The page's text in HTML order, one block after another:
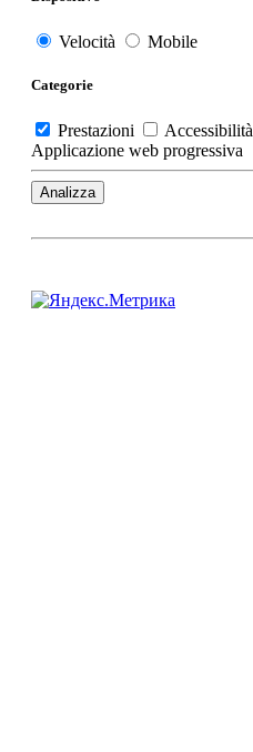
Velocità Mobile
Categorie
Prestazioni Accessibilità
Applicazione web progressiva
Analizza